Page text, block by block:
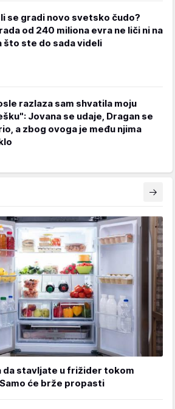
li se gradi novo svetsko čudo?
od 240 miliona evra ne liči ni na
što ste do sada videli
razlaza sam shvatila moju
Jovana se udaje, Dragan se
a zbog ovoga je među njima
da stavljate u frižider tokom
će brže propasti